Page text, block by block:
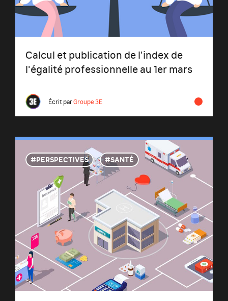
Calcul et publication de l'index de
l'égalité professionnelle au 1er mars
Écrit parGroupe 3E
PERSPECTIVES SANTÉ